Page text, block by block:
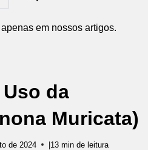
em nossos artigos.
da
Muricata)
de 2024 |13 min de leitura